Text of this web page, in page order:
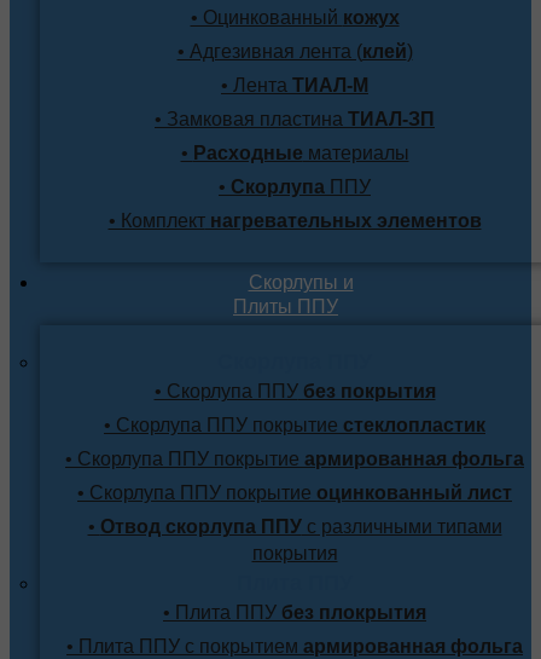
• Оцинкованный кожух
• Адгезивная лента (клей)
• Лента ТИАЛ-М
• Замковая пластина ТИАЛ-ЗП
• Расходные материалы
• Скорлупа ППУ
• Комплектнагревательных элементов
Скорлупы и
Плиты ППУ
• Скорлупа ППУбез покрытия
• Скорлупа ППУ покрытие стеклопластик
• Скорлупа ППУ покрытие армированная фольга
• Скорлупа ППУ покрытие оцинкованный лист
• Отвод скорлупа ППУс различными типами
покрытия
• Плита ППУ без плокрытия
• Плита ППУ с покрытием армированная фольга